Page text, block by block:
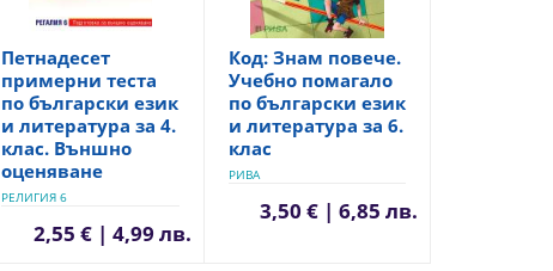
Петнадесет
примерни теста
по български език
и литература за 4.
клас. Външно
оценяване
РЕЛИГИЯ 6
2,55 € | 4,99 лв.
Код: Знам повече.
Учебно помагало
по български език
и литература за 6.
клас
РИВА
3,50 € | 6,85 лв.